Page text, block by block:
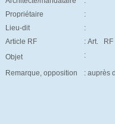
Propriétaire
:
Lieu-dit
:
Article RF
: Art. RF
Objet
:
Remarque, opposition : auprès